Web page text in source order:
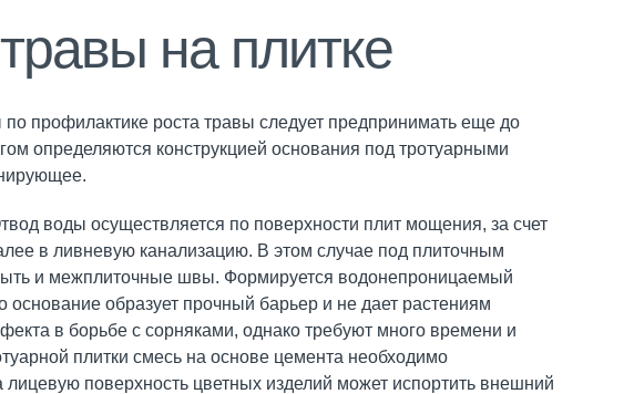
на плитке
профилактике роста травы следует предпринимать еще до
определяются конструкцией основания под тротуарными
воды осуществляется по поверхности плит мощения, за счет
в ливневую канализацию. В этом случае под плиточным
и межплиточные швы. Формируется водонепроницаемый
образует прочный барьер и не дает растениям
в борьбе с сорняками, однако требуют много времени и
плитки смесь на основе цемента необходимо
поверхность цветных изделий может испортить внешний